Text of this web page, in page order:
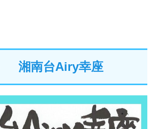
湘南台Airy幸座